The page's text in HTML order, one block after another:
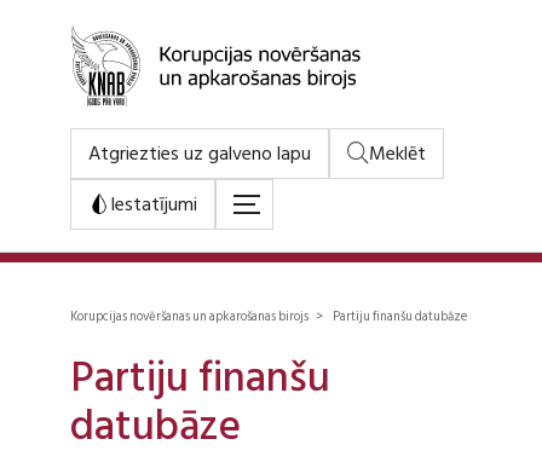
Atgriezties uz galveno lapu
Meklēt
Iestatījumi
Korupcijas novēršanas un apkarošanas birojs > Partiju finanšu datubāze
Partiju finanšu
datubāze